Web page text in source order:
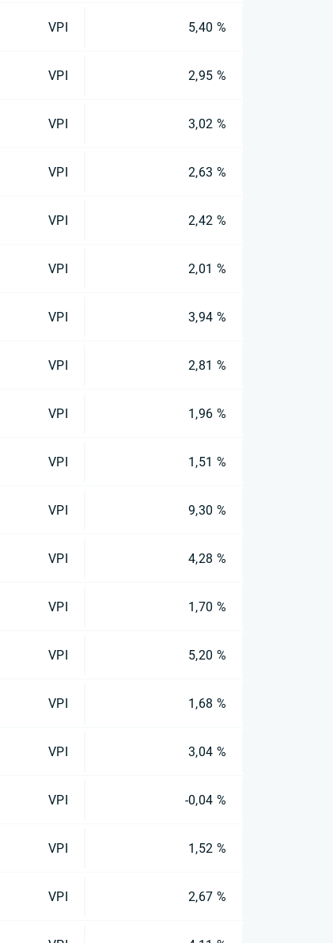
VPI 5,40 %
VPI 2,95 %
VPI 3,02 %
VPI 2,63 %
VPI 2,42 %
VPI 2,01 %
VPI 3,94 %
VPI 2,81 %
VPI 1,96 %
VPI 1,51 %
VPI 9,30 %
VPI 4,28 %
VPI 1,70 %
VPI 5,20 %
VPI 1,68 %
VPI 3,04 %
VPI -0,04 %
VPI 1,52 %
VPI 2,67 %